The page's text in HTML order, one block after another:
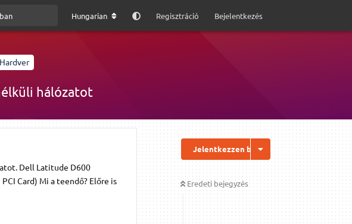
Hungarian Regisztráció Bejelentkezés
Hardver
hálózatot
Jelentkezzen be a válaszhoz
Eredeti bejegyzés
Dell Latitude D600
Card) Mi a teendő? Előre is